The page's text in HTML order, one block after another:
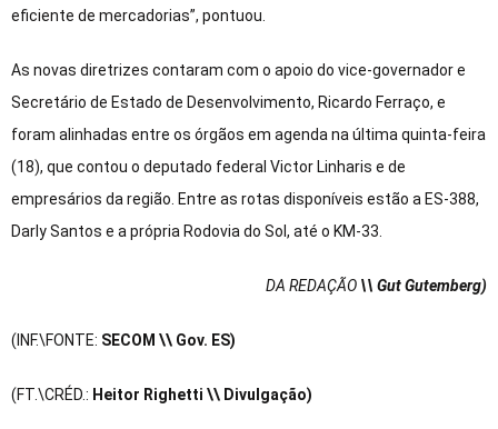
eficiente de mercadorias”, pontuou.
As novas diretrizes contaram com o apoio do vice-governador e
Secretário de Estado de Desenvolvimento, Ricardo Ferraço, e
foram alinhadas entre os órgãos em agenda na última quinta-feira
(18), que contou o deputado federal Victor Linharis e de
empresários da região. Entre as rotas disponíveis estão a ES-388,
Darly Santos e a própria Rodovia do Sol, até o KM-33.
DA REDAÇÃO \\ Gut Gutemberg)
(INF.\FONTE: SECOM \\ Gov. ES)
(FT.\CRÉD.: Heitor Righetti \\ Divulgação)